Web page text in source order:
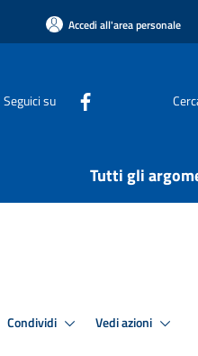
Accedi all'area personale
Seguici su
Tutti gli
Condividi Vedi azioni